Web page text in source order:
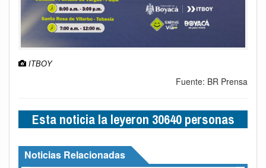
ITBOY
Fuente: BR Prensa
Esta noticia la leyeron 30640 personas
Noticias Relacionadas